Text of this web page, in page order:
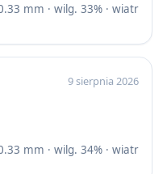
mm · wilg. 33% · wiatr
9 sierpnia 2026
mm · wilg. 34% · wiatr